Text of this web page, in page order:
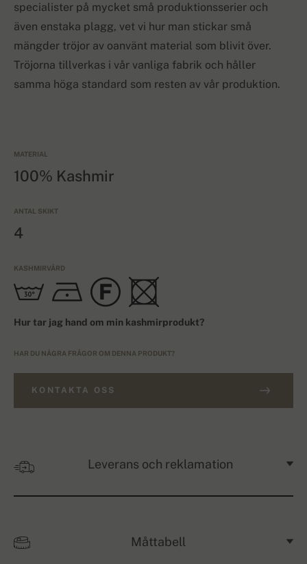
specialister på mycket små produktionsserier och
även enstaka plagg, vet vi hur man stickar små
mängder tröjor av oanvänt material som blivit över.
Tröjorna tillverkas i vår vanliga fabrik och håller
samma höga standard som resten av vår produktion.
MATERIAL
100% Kashmir
ANTAL SKIKT
4
KASHMIRVÅRD
Hur tar jag hand om min kashmirprodukt?
HAR DU NÅGRA FRÅGOR OM DENNA PRODUKT?
KONTAKTA OSS
Leverans och reklamation
Måttabell